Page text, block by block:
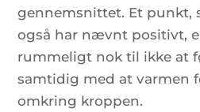
gennemsnittet. Et punkt,
også har nævnt positivt,
rummeligt nok til ikke at
samtidig med at varmen
omkring kroppen.